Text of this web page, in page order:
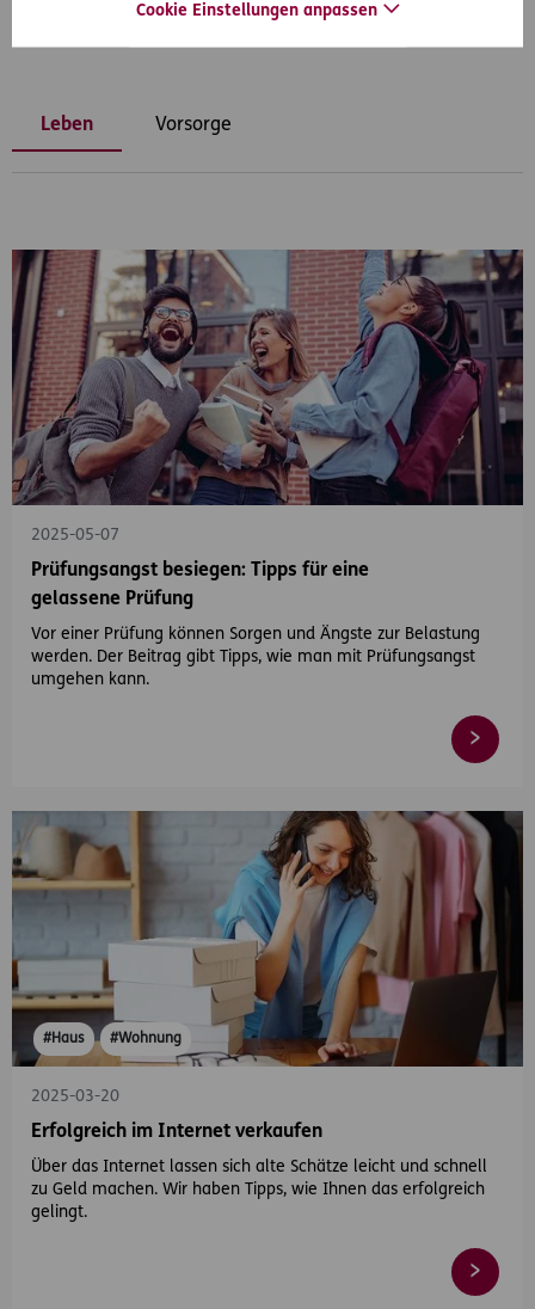
Cookie Einstellungen anpassen
Wissenswertest zum Thema
Leben Vorsorge
2025-05-07
Prüfungsangst besiegen: Tipps für eine
gelassene Prüfung
Vor einer Prüfung können Sorgen und Ängste zur Belastung
werden. Der Beitrag gibt Tipps, wie man mit Prüfungsangst
umgehen kann.
#Haus #Wohnung
2025-03-20
Erfolgreich im Internet verkaufen
Über das Internet lassen sich alte Schätze leicht und schnell
zu Geld machen. Wir haben Tipps, wie Ihnen das erfolgreich
gelingt.